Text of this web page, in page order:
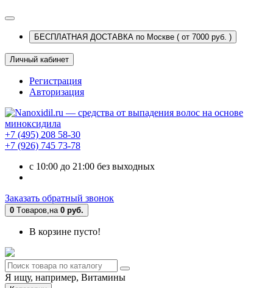
БЕСПЛАТНАЯ ДОСТАВКА по Москве ( от 7000 руб. )
Личный кабинет
Регистрация
Авторизация
+7 (495) 208 58-30
+7 (926) 745 73-78
c 10:00 до 21:00 без выходных
Заказать обратный звонок
0 Tоваров,на 0 руб.
В корзине пусто!
Я ищу, например, Витамины